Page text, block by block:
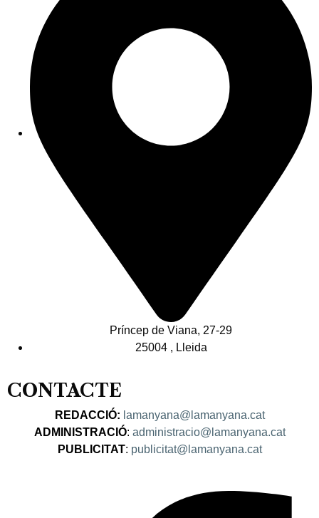
Príncep de Viana, 27-29
25004 , Lleida
CONTACTE
REDACCIÓ: lamanyana@lamanyana.cat
ADMINISTRACIÓ: administracio@lamanyana.cat
PUBLICITAT: publicitat@lamanyana.cat